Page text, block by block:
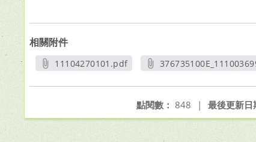
相關附件
11104270101.pdf
最後更新日
點閱數： 848 |